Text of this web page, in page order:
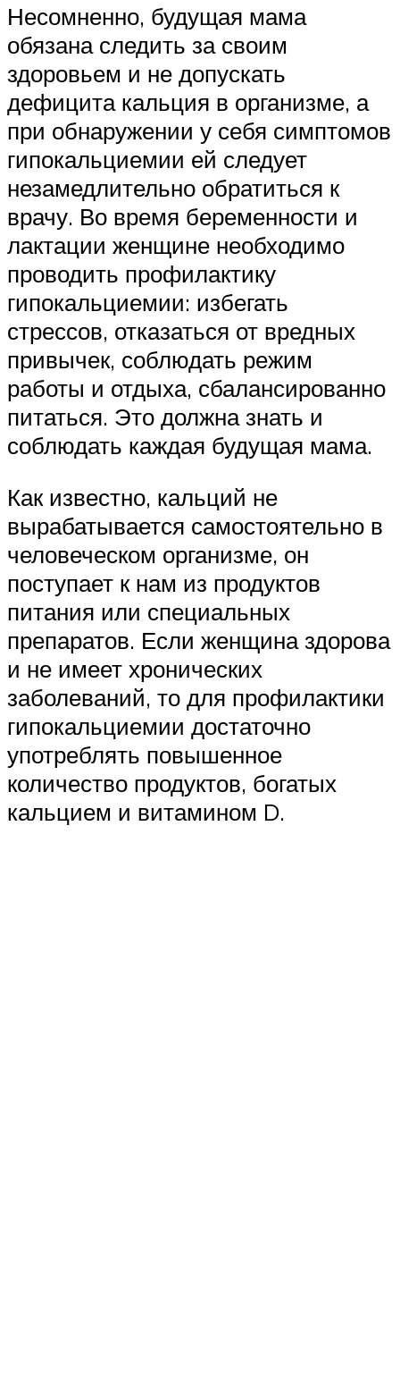
Несомненно, будущая мама
обязана следить за своим
здоровьем и не допускать
дефицита кальция в организме, а
при обнаружении у себя симптомов
гипокальциемии ей следует
незамедлительно обратиться к
врачу. Во время беременности и
лактации женщине необходимо
проводить профилактику
гипокальциемии: избегать
стрессов, отказаться от вредных
привычек, соблюдать режим
работы и отдыха, сбалансированно
питаться. Это должна знать и
соблюдать каждая будущая мама.
Как известно, кальций не
вырабатывается самостоятельно в
человеческом организме, он
поступает к нам из продуктов
питания или специальных
препаратов. Если женщина здорова
и не имеет хронических
заболеваний, то для профилактики
гипокальциемии достаточно
употреблять повышенное
количество продуктов, богатых
кальцием и витамином D.